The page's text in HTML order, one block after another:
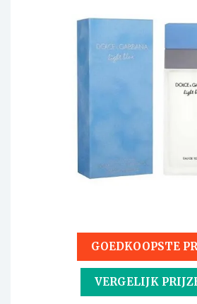
GOEDKOOPSTE
VERGELIJK